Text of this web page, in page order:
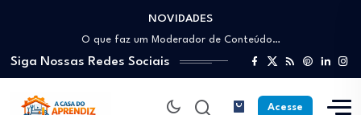
NOVIDADES
Como trabalhar como Estoquista: O guia para…
O que faz um Moderador de Conteúdo…
Como ser um Afiliado de Sucesso trabalhando…
Como dar Aulas Particulares Online e viver…
Profissão Instalador Solar: Como entrar no mercado…
Siga Nossas Redes Sociais
Acesse